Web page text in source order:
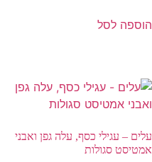
הוספה לסל
עלים – עגילי כסף, עלה גפן ואבני
אמטיסט סגולות